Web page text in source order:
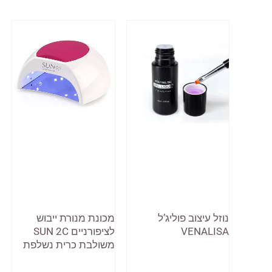
נוזל עיצוב פוליג’ל
VENALISA
מכונת מנורת ייבוש
לציפורניים SUN 2C
משולבת כרית נשלפת